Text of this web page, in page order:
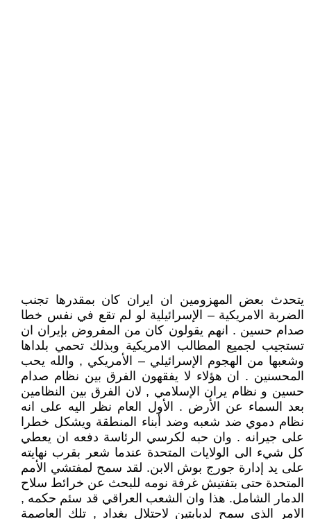
يتحدث بعض المهزومين ان ايران كان بمقدرها تجنب
الضربة الامريكية – الإسرائيلية لو لم تقع في نفس خطا
صدام حسين . انهم يقولون كان من المفروض بإيران ان
تستجيب لجميع المطالب الامريكية وبذلك تحمي بلداها
وشعبها من الهجوم الإسرائيلي – الأمريكي , والله يحب
المحسنين . ان هؤلاء لا يفقهون الفرق بين نظام صدام
حسين و نظام يران الإسلامي , لان الفرق بين النظامين
بعد السماء عن الأرض . الأول العام نظر اليه على انه
نظام دموي ضد شعبه وضد أبناء المنطقة ويشكل خطرا
على جيرانه . وان حبه لكرسي الرئاسة دفعه ان يعطي
كل شيء الى الولايات المتحدة عندما شعر بقرب نهايته
على يد إدارة جورج بوش الابن. لقد سمح لمفتشي الأمم
المتحدة حتى بتفتيش غرفة نومه للبحث عن خرائط سلاح
الدمار الشامل. هذا وان الشعب العراقي قد سئم حكمه ,
الامر الذي سمح لدبابتين لاحتلال بغداد , تلك العاصمة